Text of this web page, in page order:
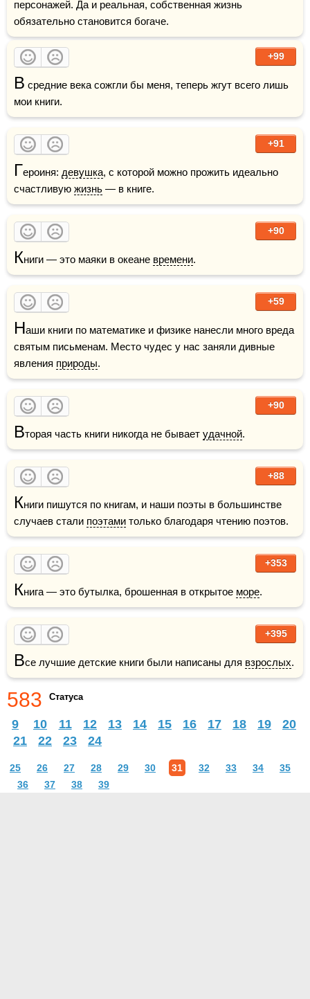
персонажей. Да и реальная, собственная жизнь
обязательно становится богаче.
+99
В средние века сожгли бы меня, теперь жгут всего лишь
мои книги.
+91
Героиня: девушка, с которой можно прожить идеально
счастливую жизнь — в книге.
+90
Книги — это маяки в океане времени.
+59
Наши книги по математике и физике нанесли много вреда
святым письменам. Место чудес у нас заняли дивные
явления природы.
+90
Вторая часть книги никогда не бывает удачной.
+88
Книги пишутся по книгам, и наши поэты в большинстве
случаев стали поэтами только благодаря чтению поэтов.
+353
Книга — это бутылка, брошенная в открытое море.
+395
Все лучшие детские книги были написаны для взрослых.
583 Статуса
9 10 11 12 13 14 15 16 17 18 19
20
21
22 23 24
25 26 27 28 29 30 31 32 33 34
35
36
37 38 39